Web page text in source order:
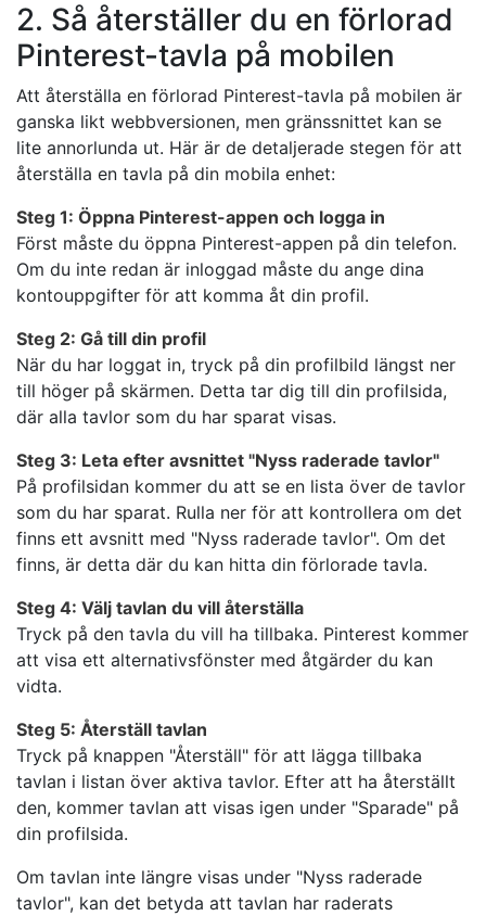
2. Så återställer du en förlorad
Pinterest-tavla på mobilen
Att återställa en förlorad Pinterest-tavla på mobilen är
ganska likt webbversionen, men gränssnittet kan se
lite annorlunda ut. Här är de detaljerade stegen för att
återställa en tavla på din mobila enhet:
Steg 1: Öppna Pinterest-appen och logga in
Först måste du öppna Pinterest-appen på din telefon.
Om du inte redan är inloggad måste du ange dina
kontouppgifter för att komma åt din profil.
Steg 2: Gå till din profil
När du har loggat in, tryck på din profilbild längst ner
till höger på skärmen. Detta tar dig till din profilsida,
där alla tavlor som du har sparat visas.
Steg 3: Leta efter avsnittet "Nyss raderade tavlor"
På profilsidan kommer du att se en lista över de tavlor
som du har sparat. Rulla ner för att kontrollera om det
finns ett avsnitt med "Nyss raderade tavlor". Om det
finns, är detta där du kan hitta din förlorade tavla.
Steg 4: Välj tavlan du vill återställa
Tryck på den tavla du vill ha tillbaka. Pinterest kommer
att visa ett alternativsfönster med åtgärder du kan
vidta.
Steg 5: Återställ tavlan
Tryck på knappen "Återställ" för att lägga tillbaka
tavlan i listan över aktiva tavlor. Efter att ha återställt
den, kommer tavlan att visas igen under "Sparade" på
din profilsida.
Om tavlan inte längre visas under "Nyss raderade
tavlor", kan det betyda att tavlan har raderats